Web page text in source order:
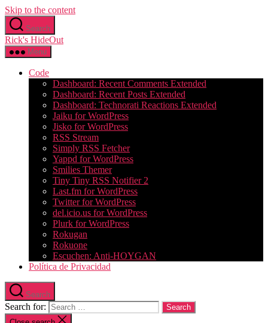
Skip to the content
Search
Rick's HideOut
Menu
Code
Dashboard: Recent Comments Extended
Dashboard: Recent Posts Extended
Dashboard: Technorati Reactions Extended
Jaiku for WordPress
Jisko for WordPress
RSS Stream
Simply RSS Fetcher
Yappd for WordPress
Smilies Themer
Tiny Tiny RSS Notifier 2
Last.fm for WordPress
Twitter for WordPress
del.icio.us for WordPress
Plurk for WordPress
Rokugan
Rokuone
Escuchen: Anti-HOYGAN
Política de Privacidad
Search
Search for: